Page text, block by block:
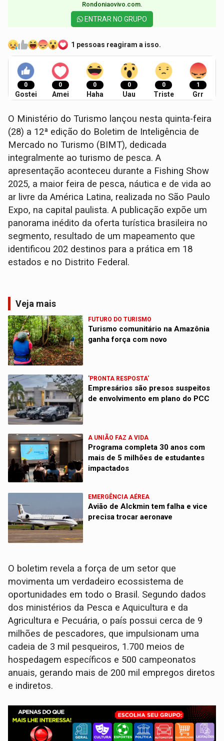
Rondoniaovivo.com.​
ENTRAR NO GRUPO
1 pessoas reagiram a isso.
0
Gostei
0
Amei
0
Haha
0
Uau
0
Triste
1
Grr
O Ministério do Turismo lançou nesta quinta-feira
(28) a 12ª edição do Boletim de Inteligência de
Mercado no Turismo (BIMT), dedicada
integralmente ao turismo de pesca. A
apresentação aconteceu durante a Fishing Show
2025, a maior feira de pesca, náutica e de vida ao
ar livre da América Latina, realizada no São Paulo
Expo, na capital paulista. A publicação expõe um
panorama inédito da oferta turística brasileira no
segmento, resultado de um mapeamento que
identificou 202 destinos para a prática em 18
estados e no Distrito Federal.
Veja mais
FUTURO DO TURISMO
Turismo comunitário na Amazônia
ganha força com novo
'PRONTA RESPOSTA'
Empresários são presos suspeitos
de envolvimento em plano do PCC
A UNIÃO FAZ A VIDA
Programa completa 30 anos com
mais de 5 milhões de estudantes
impactados
EMERGÊNCIA AÉREA
Avião de Alckmin tem falha e vice
precisa trocar aeronave
O boletim revela a força de um setor que
movimenta um verdadeiro ecossistema de
oportunidades em todo o Brasil. Segundo dados
dos ministérios da Pesca e Aquicultura e da
Agricultura e Pecuária, o país possui cerca de 9
milhões de pescadores, que impulsionam uma
cadeia de 3 mil pesqueiros, 1.700 meios de
hospedagem específicos e 500 campeonatos
anuais, gerando mais de 200 mil empregos diretos
e indiretos.